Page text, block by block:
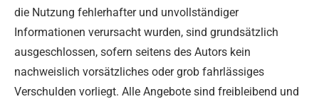
die Nutzung fehlerhafter und unvollständiger
Informationen verursacht wurden, sind grundsätzlich
ausgeschlossen, sofern seitens des Autors kein
nachweislich vorsätzliches oder grob fahrlässiges
Verschulden vorliegt. Alle Angebote sind freibleibend und